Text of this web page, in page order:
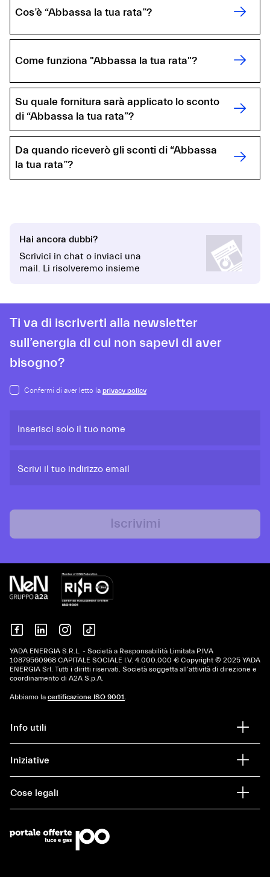
Cos’è “Abbassa la tua rata”?
Come funziona "Abbassa la tua rata"?
Su quale fornitura sarà applicato lo sconto
di “Abbassa la tua rata”?
Da quando riceverò gli sconti di “Abbassa
la tua rata”?
Hai ancora dubbi?
Scrivici in chat o inviaci una
mail. Li risolveremo insieme
Ti va di iscriverti alla newsletter
sull’energia di cui non sapevi di aver
bisogno?
Confermi di aver letto la privacy policy
Inserisci solo il tuo nome
Scrivi il tuo indirizzo email
Iscrivimi
YADA ENERGIA S.R.L. - Società a Responsabilità Limitata P.IVA
10879560968 CAPITALE SOCIALE I.V. 4.000.000 € Copyright © 2025 YADA
ENERGIA Srl. Tutti i diritti riservati. Società soggetta all’attività di direzione e
coordinamento di A2A S.p.A.
Abbiamo la certificazione ISO 9001
Info utili
Iniziative
Cose legali